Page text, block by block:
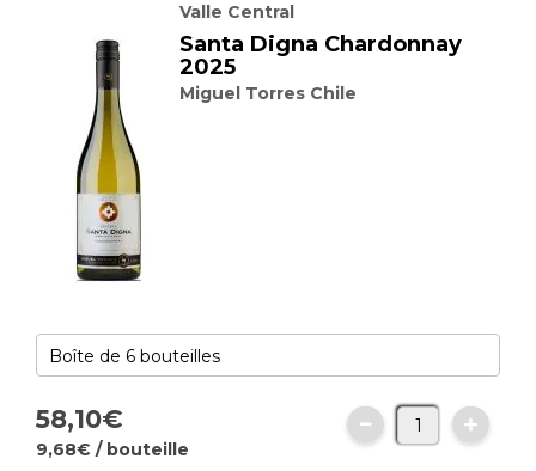
Valle Central
Santa Digna Chardonnay
2025
Miguel Torres Chile
58,10€
9,68€ / bouteille